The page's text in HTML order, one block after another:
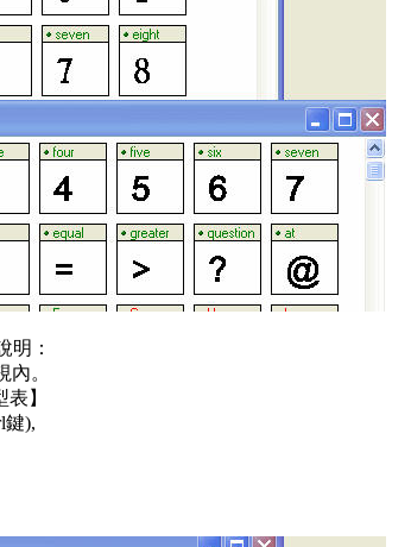
明：
內。
】
鍵),